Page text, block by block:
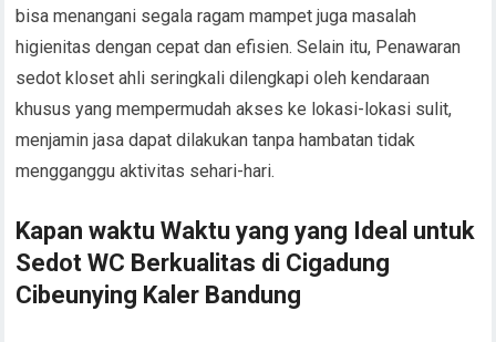
bisa menangani segala ragam mampet juga masalah
higienitas dengan cepat dan efisien. Selain itu, Penawaran
sedot kloset ahli seringkali dilengkapi oleh kendaraan
khusus yang mempermudah akses ke lokasi-lokasi sulit,
menjamin jasa dapat dilakukan tanpa hambatan tidak
mengganggu aktivitas sehari-hari.
Kapan waktu Waktu yang yang Ideal untuk
Sedot WC Berkualitas di Cigadung
Cibeunying Kaler Bandung